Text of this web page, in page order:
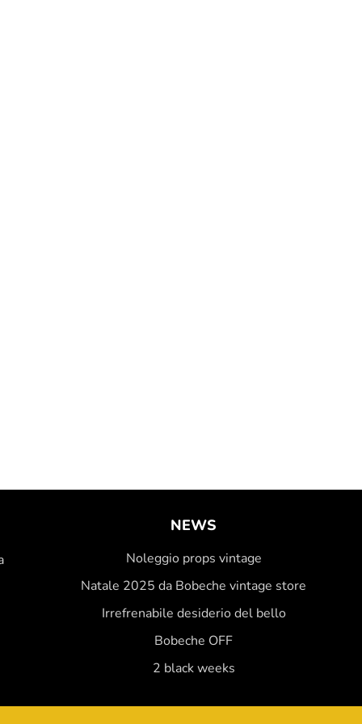
NEWS
Noleggio props vintage
Natale 2025 da Bobeche vintage store
Irrefrenabile desiderio del bello
Bobeche OFF
2 black weeks